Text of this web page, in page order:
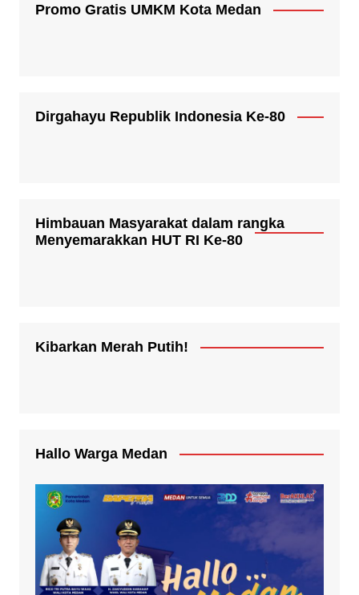
Promo Gratis UMKM Kota Medan
Dirgahayu Republik Indonesia Ke-80
Himbauan Masyarakat dalam rangka
Menyemarakkan HUT RI Ke-80
Kibarkan Merah Putih!
Hallo Warga Medan